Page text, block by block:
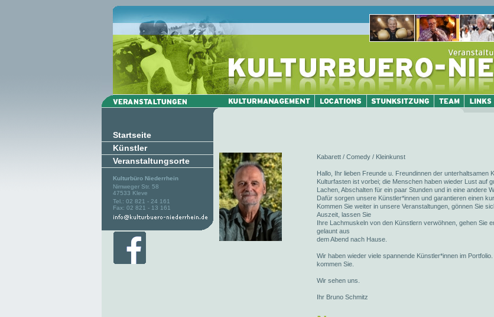
Startseite
Künstler
Veranstaltungsorte
Kulturbüro Niederrhein
Nimweger Str. 58
47533 Kleve
Tel.: 02 821 - 24 161
Fax: 02 821 - 13 161
Kabarett / Comedy / Kleinkunst
Hallo, Ihr lieben Freunde u. Freundinnen der unterhaltsamen
Kulturfasten ist vorbei; die Menschen haben wieder Lust auf
Lachen, Abschalten für ein paar Stunden und in eine andere
Dafür sorgen unsere Künstler*innen und garantieren einen
Kommen Sie weiter in unsere Veranstaltungen, gönnen Sie
Auszeit, lassen Sie
Ihre Lachmuskeln von den Künstlern verwöhnen, gehen Sie
gelaunt aus
dem Abend nach Hause.
Wir haben wieder viele spannende Künstler*innen im Portfolio.
kommen Sie.
Wir sehen uns.
Ihr Bruno Schmitz